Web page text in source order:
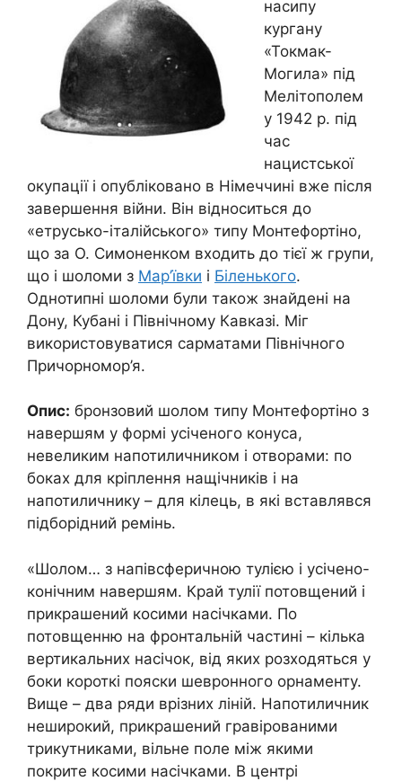
насипу
кургану
«Токмак-
Могила» під
Мелітополем
у 1942 р. під
час
нацистської
окупації і опубліковано в Німеччині вже після
завершення війни. Він відноситься до
«етрусько-італійського» типу Монтефортіно,
що за О. Симоненком входить до тієї ж групи,
що і шоломи з Мар’ївки і Біленького.
Однотипні шоломи були також знайдені на
Дону, Кубані і Північному Кавказі. Міг
використовуватися сарматами Північного
Причорномор’я.
Опис: бронзовий шолом типу Монтефортіно з
навершям у формі усіченого конуса,
невеликим напотиличником і отворами: по
боках для кріплення нащічників і на
напотиличнику – для кілець, в які вставлявся
підборідний ремінь.
«Шолом… з напівсферичною тулією і усічено-
конічним навершям. Край тулії потовщений і
прикрашений косими насічками. По
потовщенню на фронтальній частині – кілька
вертикальних насічок, від яких розходяться у
боки короткі пояски шевронного орнаменту.
Вище – два ряди врізних ліній. Напотиличник
неширокий, прикрашений гравірованими
трикутниками, вільне поле між якими
покрите косими насічками. В центрі